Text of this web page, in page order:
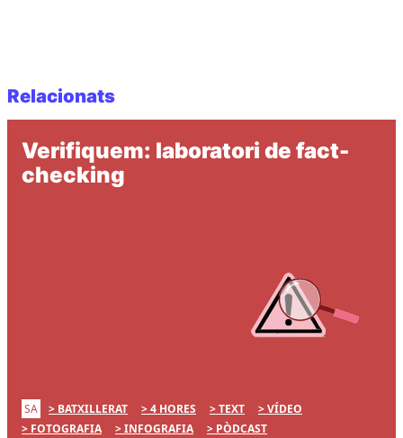
Relacionats
Verifiquem: laboratori de fact-
checking
SA BATXILLERAT 4 HORES TEXT
VÍDEO
FOTOGRAFIA
INFOGRAFIA
PÒDCAST